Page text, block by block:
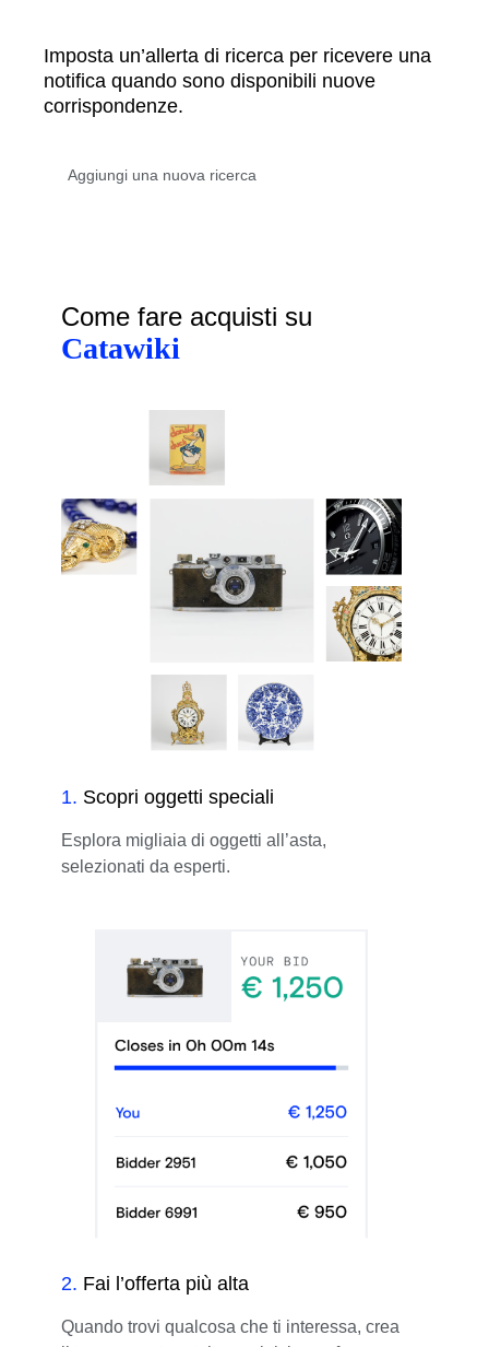
Imposta un’allerta di ricerca per ricevere una
notifica quando sono disponibili nuove
corrispondenze.
Come fare acquisti su
Catawiki
1. Scopri oggetti speciali
Esplora migliaia di oggetti all’asta,
selezionati da esperti.
2. Fai l’offerta più alta
Quando trovi qualcosa che ti interessa, crea